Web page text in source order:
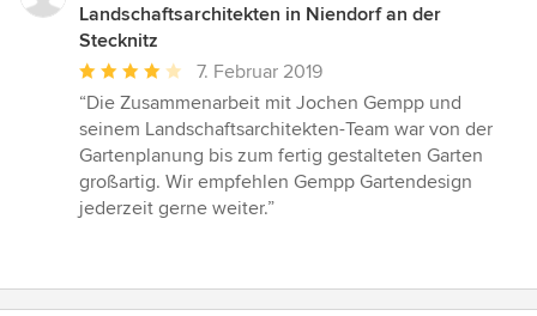
Landschaftsarchitekten in Niendorf an der
Stecknitz
Durchschnittliche
Bewertung:
4
von
5
Sternen
7. Februar 2019
“Die Zusammenarbeit mit Jochen Gempp und
seinem Landschaftsarchitekten-Team war von der
Gartenplanung bis zum fertig gestalteten Garten
großartig. Wir empfehlen Gempp Gartendesign
jederzeit gerne weiter.”